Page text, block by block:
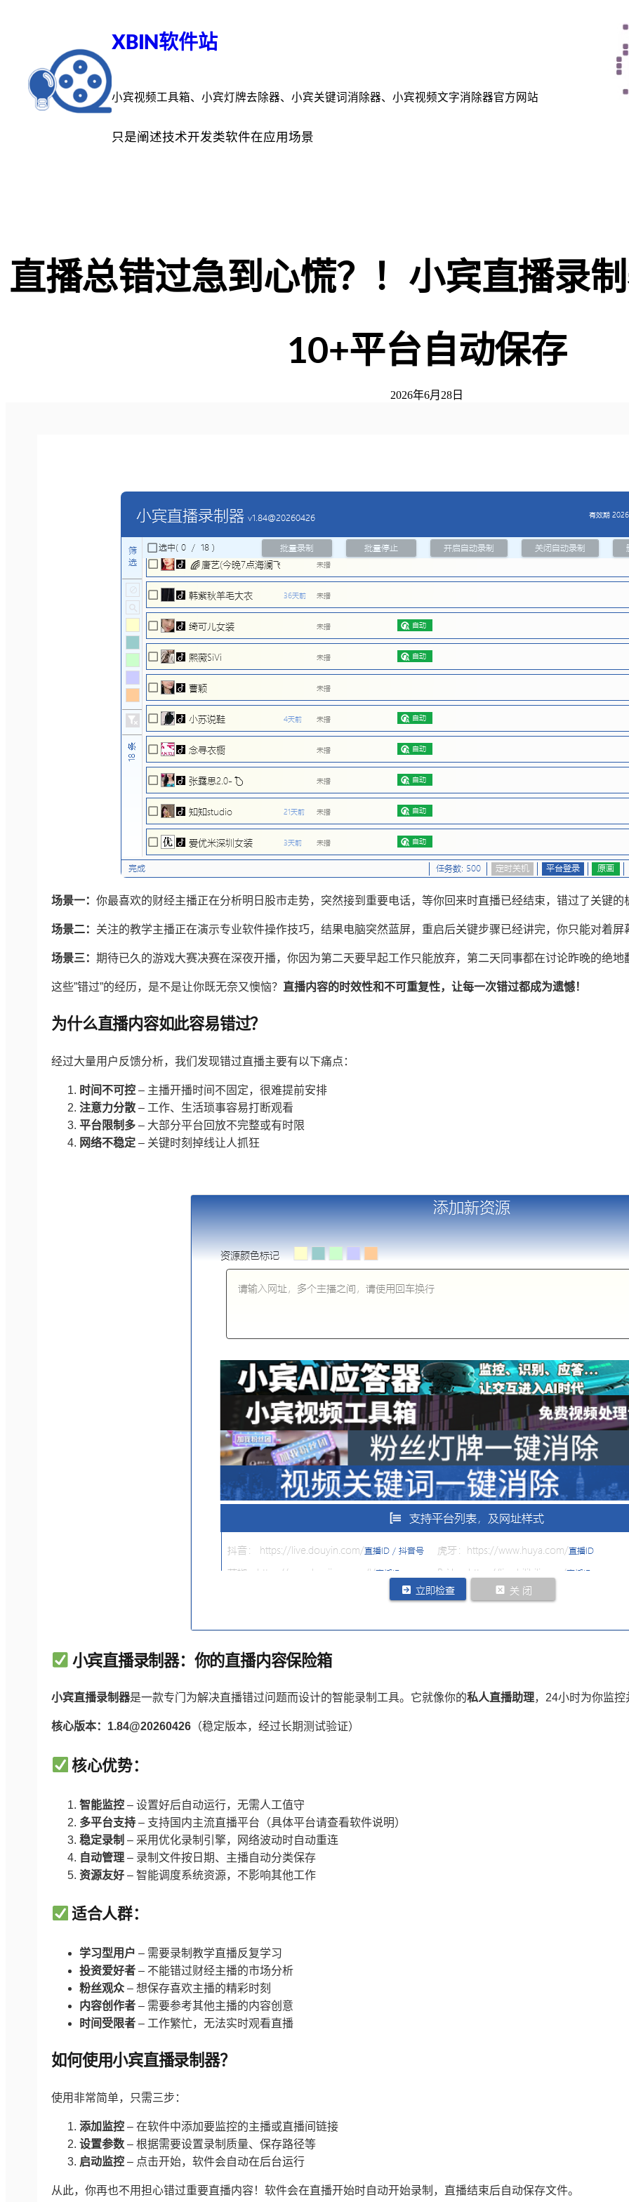
XBIN软件站
小宾视频工具箱、小宾灯牌去除器、小宾关键词消除器、小宾视频文字消除器官方网站
只是阐述技术开发类软件在应用场景
直播总错过急到心慌？！小宾直播录
10+平台自动保存
2026年6月28日
场景一：你最喜欢的财经主播正在分析明日股市走势，突然接到重要电话，等你回来时直播已经结束，错过了关键
场景二： 关注的教学主播正在演示专业软件操作技巧，结果电脑突然蓝屏，重启后关键步骤已经讲完，你只能对着
场景三：期待已久的游戏大赛决赛在深夜开播，你因为第二天要早起工作只能放弃，第二天同事都在讨论昨晚的绝
这些”错过”的经历，是不是让你既无奈又懊恼？ 直播内容的时效性和不可重复性，让每一次错过都成为遗憾！
为什么直播内容如此容易错过？
经过大量用户反馈分析，我们发现错过直播主要有以下痛点：
时间不可控 – 主播开播时间不固定，很难提前安排
注意力分散 – 工作、生活琐事容易打断观看
平台限制多 – 大部分平台回放不完整或有时限
网络不稳定 – 关键时刻掉线让人抓狂
小宾直播录制器：你的直播内容保险箱
小宾直播录制器是一款专门为解决直播错过问题而设计的智能录制工具。它就像你的私人直播助理，24小时为你监
核心版本：1.84@20260426 （稳定版本，经过长期测试验证）
核心优势：
智能监控 – 设置好后自动运行，无需人工值守
多平台支持 – 支持国内主流直播平台（具体平台请查看软件说明）
稳定录制 – 采用优化录制引擎，网络波动时自动重连
自动管理 – 录制文件按日期、主播自动分类保存
资源友好 – 智能调度系统资源，不影响其他工作
适合人群：
学习型用户 – 需要录制教学直播反复学习
投资爱好者 – 不能错过财经主播的市场分析
粉丝观众 – 想保存喜欢主播的精彩时刻
内容创作者 – 需要参考其他主播的内容创意
时间受限者 – 工作繁忙，无法实时观看直播
如何使用小宾直播录制器？
使用非常简单，只需三步：
添加监控 – 在软件中添加要监控的主播或直播间链接
设置参数 – 根据需要设置录制质量、保存路径等
启动监控 – 点击开始，软件会自动在后台运行
从此，你再也不用担心错过重要直播内容！软件会在直播开始时自动开始录制，直播结束后自动保存文件。